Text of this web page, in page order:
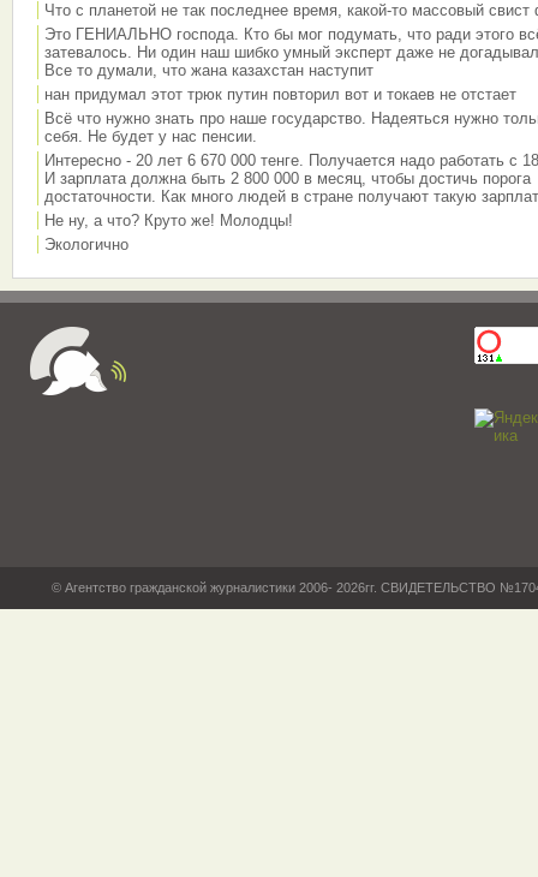
Что с планетой не так последнее время, какой-то массовый свист
Это ГЕНИАЛЬНО господа. Кто бы мог подумать, что ради этого
затевалось. Ни один наш шибко умный эксперт даже не
Все то думали, что жана казахстан наступит
нан придумал этот трюк путин повторил вот и токаев не отстает
Всё что нужно знать про наше государство. Надеяться нужно
себя. Не будет у нас пенсии.
Интересно - 20 лет 6 670 000 тенге. Получается надо работать с
И зарплата должна быть 2 800 000 в месяц, чтобы достичь порога
достаточности. Как много людей в стране получают такую
Не ну, а что? Круто же! Молодцы!
Экологично
© Агентство гражданской журналистики 2006- 2026гг. СВИДЕТЕЛЬСТВО